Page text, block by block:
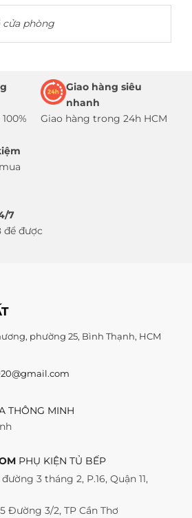
cửa phòng
Giao hàng siêu
nhanh
Giao hàng trong 24h HCM
7
để được
phường 25, Bình Thạnh, HCM
THÔNG MINH
PHỤ KIỆN TỦ BẾP
3 tháng 2, P.16, Quận 11,
Đường 3/2, TP Cần Thơ